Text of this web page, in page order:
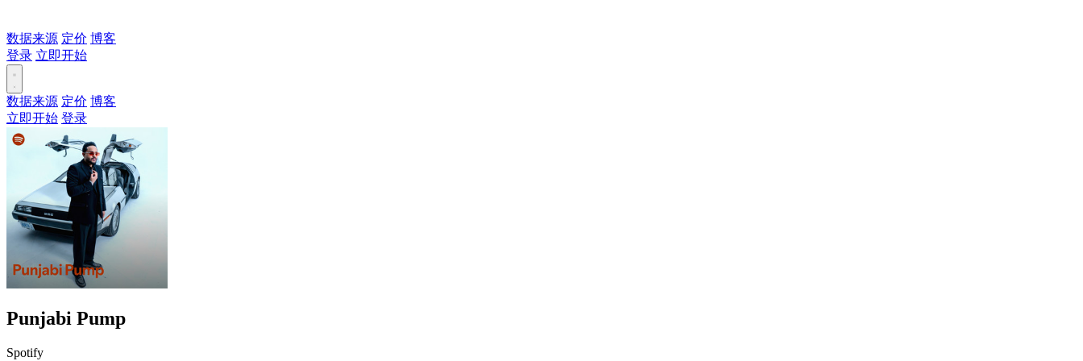
数据来源 定价 博客
登录 立即开始
数据来源 定价 博客
立即开始 登录
Punjabi Pump
Spotify